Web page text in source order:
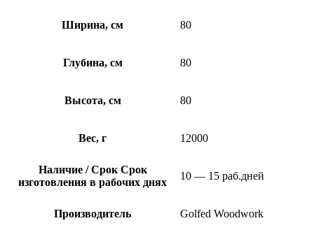
Ширина, см 80
Глубина, см 80
Высота, см 80
Вес, г 12000
Наличие / Срок Срок
изготовления в рабочих днях
10 — 15 раб.дней
Производитель Golfed Woodwork